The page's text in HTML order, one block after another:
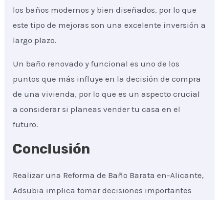
los baños modernos y bien diseñados, por lo que
este tipo de mejoras son una excelente inversión a
largo plazo.
Un baño renovado y funcional es uno de los
puntos que más influye en la decisión de compra
de una vivienda, por lo que es un aspecto crucial
a considerar si planeas vender tu casa en el
futuro.
Conclusión
Realizar una Reforma de Baño Barata en-Alicante,
Adsubia implica tomar decisiones importantes